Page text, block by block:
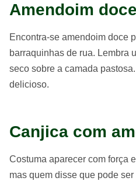
Amendoim doce
Encontra-se amendoim doce
barraquinhas de rua. Lembra
seco sobre a camada
delicioso.
Canjica com
Costuma aparecer com força
mas quem disse que pode